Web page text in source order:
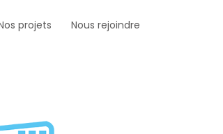
projets Nous rejoindre